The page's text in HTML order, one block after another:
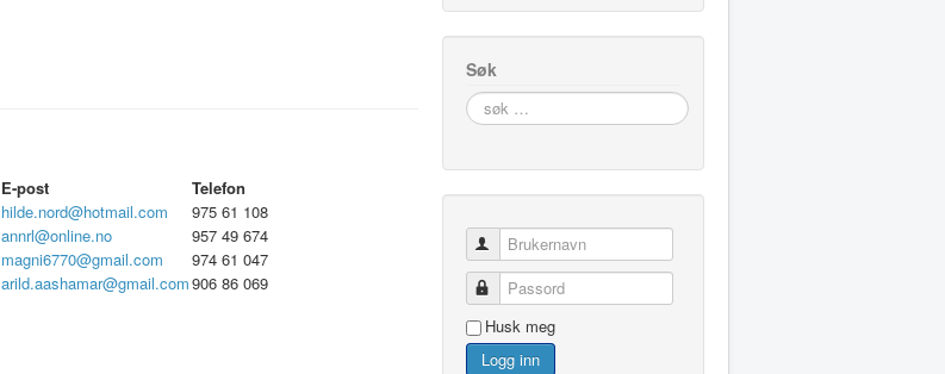
E-post
Telefon
hilde.nord@hotmail.com
975 61 108
annrl@online.no
957 49 674
magni6770@gmail.com
974 61 047
arild.aashamar@gmail.com906 86 069
Søk
søk
…
Brukernavn
Passord
Husk meg
Logg inn